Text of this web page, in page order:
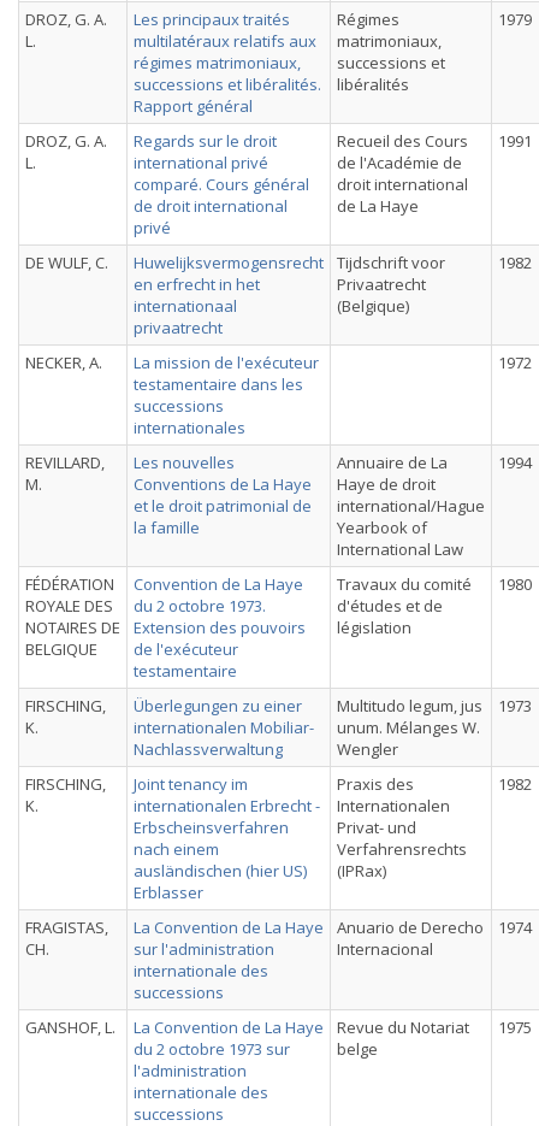
DROZ, G. A.
L.
Les principaux traités
multilatéraux relatifs aux
régimes matrimoniaux,
successions et libéralités.
Rapport général
Régimes
matrimoniaux,
successions et
libéralités
1979
DROZ, G. A.
L.
Regards sur le droit
international privé
comparé. Cours général
de droit international
privé
Recueil des Cours
de l'Académie de
droit international
de La Haye
1991
DE WULF, C.
Huwelijksvermogensrecht
en erfrecht in het
internationaal
privaatrecht
Tijdschrift voor
Privaatrecht
(Belgique)
1982
NECKER, A.
La mission de l'exécuteur
testamentaire dans les
successions
internationales
1972
REVILLARD,
M.
Les nouvelles
Conventions de La Haye
et le droit patrimonial de
la famille
Annuaire de La
Haye de droit
international/Hague
Yearbook of
International Law
1994
FÉDÉRATION
ROYALE DES
NOTAIRES DE
BELGIQUE
Convention de La Haye
du 2 octobre 1973.
Extension des pouvoirs
de l'exécuteur
testamentaire
Travaux du comité
d'études et de
législation
1980
FIRSCHING,
K.
Überlegungen zu einer
internationalen Mobiliar-
Nachlassverwaltung
Multitudo legum, jus
unum. Mélanges W.
Wengler
1973
FIRSCHING,
K.
Joint tenancy im
internationalen Erbrecht -
Erbscheinsverfahren
nach einem
ausländischen (hier US)
Erblasser
Praxis des
Internationalen
Privat- und
Verfahrensrechts
(IPRax)
1982
FRAGISTAS,
CH.
La Convention de La Haye
sur l'administration
internationale des
successions
Anuario de Derecho
Internacional
1974
GANSHOF, L.
La Convention de La Haye
du 2 octobre 1973 sur
l'administration
internationale des
successions
Revue du Notariat
belge
1975